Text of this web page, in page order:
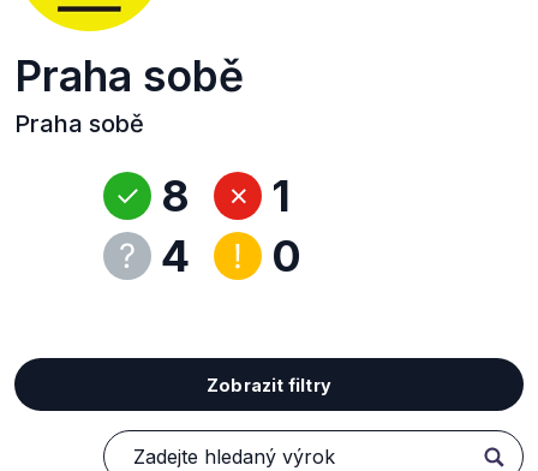
Praha sobě
Praha sobě
8
4
1
0
Zobrazit filtry